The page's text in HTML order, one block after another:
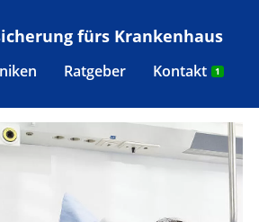
Ratgeber Kontakt 1
fürs Krankenhaus